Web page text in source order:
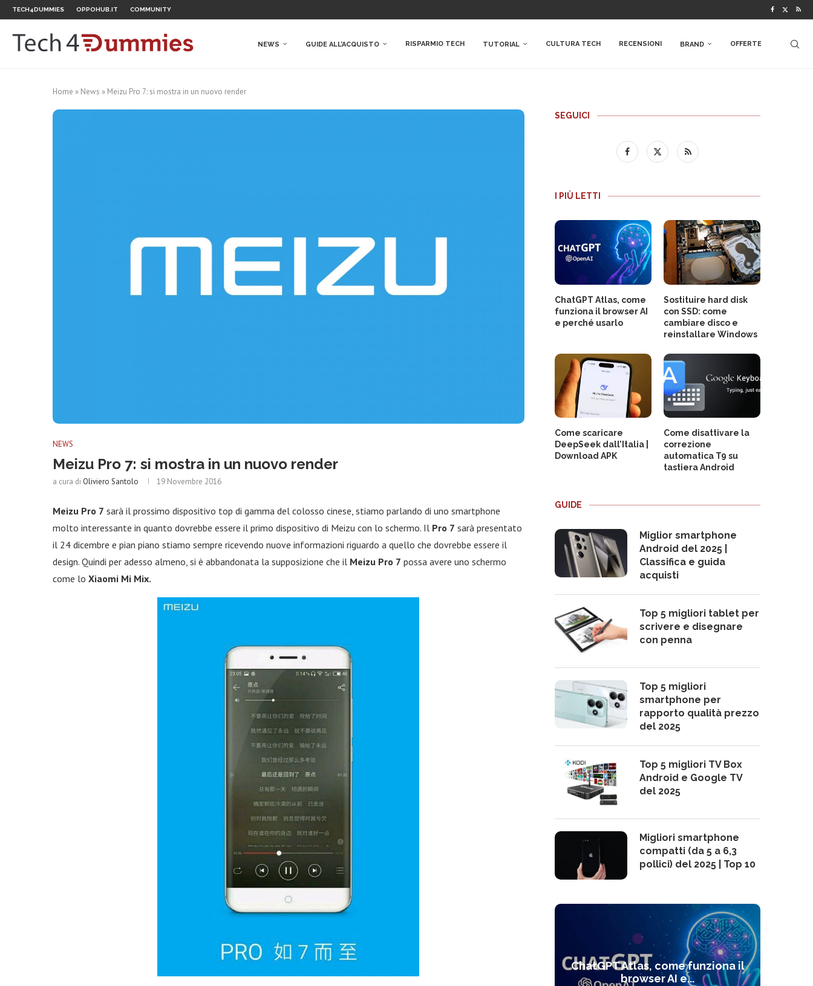
TECH4DUMMIES OPPOHUB.IT COMMUNITY
NEWS GUIDE ALL’ACQUISTO RISPARMIO TECH TUTORIAL CULTURA TECH RECENSIONI BRAND OFFERTE
Home » News » Meizu Pro 7: si mostra in un nuovo render
NEWS
Meizu Pro 7: si mostra in un nuovo render
a cura di Oliviero Santolo 19 Novembre 2016
Meizu Pro 7 sarà il prossimo dispositivo top di gamma del colosso cinese, stiamo parlando di uno smartphone
molto interessante in quanto dovrebbe essere il primo dispositivo di Meizu con lo schermo. Il Pro 7 sarà presentato
il 24 dicembre e pian piano stiamo sempre ricevendo nuove informazioni riguardo a quello che dovrebbe essere il
design. Quindi per adesso almeno, si è abbandonata la supposizione che il Meizu Pro 7 possa avere uno schermo
come lo Xiaomi Mi Mix.
SEGUICI
I PIÙ LETTI
ChatGPT Atlas, come
funziona il browser AI
e perché usarlo
Sostituire hard disk
con SSD: come
cambiare disco e
reinstallare Windows
Come scaricare
DeepSeek dall’Italia |
Download APK
Come disattivare la
correzione
automatica T9 su
tastiera Android
GUIDE
Miglior smartphone
Android del 2025 |
Classifica e guida
acquisti
Top 5 migliori tablet per
scrivere e disegnare
con penna
Top 5 migliori
smartphone per
rapporto qualità prezzo
del 2025
Top 5 migliori TV Box
Android e Google TV
del 2025
Migliori smartphone
compatti (da 5 a 6,3
pollici) del 2025 | Top 10
ChatGPT Atlas, come funziona il
browser AI e...